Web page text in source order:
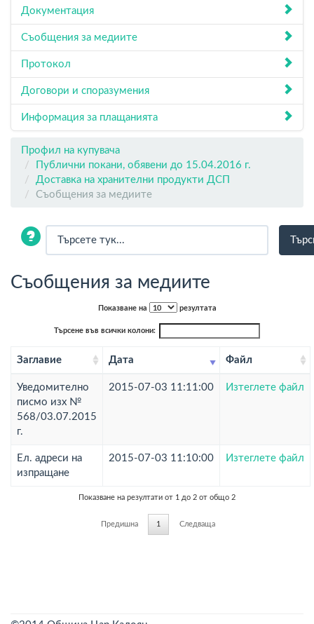
Документация
Съобщения за медиите
Протокол
Договори и споразумения
Информация за плащанията
Профил на купувача
Публични покани, обявени до 15.04.2016 г.
Доставка на хранителни продукти ДСП
Съобщения за медиите
Съобщения за медиите
Показване на резултата
Търсене във всички колони:
Заглавие Дата Файл
Уведомително
писмо изх №
568/03.07.2015
г.
2015-07-03 11:11:00 Изтеглете файл
Ел. адреси на
изпращане
2015-07-03 11:10:00 Изтеглете файл
Показване на резултати от 1 до 2 от общо 2
Предишна 1 Следваща